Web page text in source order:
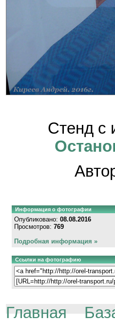
Стенд с
Информация о фотографии
Опубликовано: 08.08.2016
Просмотров: 769
Подробная информация »
Ссылки на фотографию
Главная